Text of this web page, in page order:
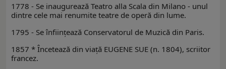
1778 - Se inaugurează Teatro alla Scala din Milano - unul
dintre cele mai renumite teatre de operă din lume.
1795 - Se înfiinţează Conservatorul de Muzică din Paris.
1857 * Încetează din viaţă EUGENE SUE (n. 1804), scriitor
francez.